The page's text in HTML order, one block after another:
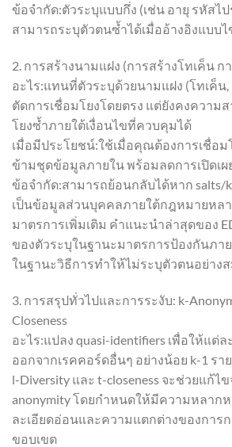
ข้อจำกัด:ตัวระบุแบบกึ่ง (เช่น อายุ รหัสไ
สามารถระบุตัวตนซ้ำได้เมื่ออ้างอิงแบบไ
2. การสร้างนามแฝง (การสร้างโทเค็น ก
อะไร:แทนที่ตัวระบุด้วยนามแฝง (โทเค็น,
ตัดการเชื่อมโยงโดยตรง แต่ยังคงความ
โยงซ้ำภายใต้เงื่อนไขที่ควบคุมได้
เมื่อมีประโยชน์:ใช้เมื่อคุณต้องการเชื่อม
ข้ามชุดข้อมูลภายใน พร้อมลดการเปิดเผ
ข้อจำกัด:สามารถย้อนกลับได้หาก salts/
เป็นข้อมูลส่วนบุคคลภายใต้กฎหมายหล
มาตรการเพิ่มเติม คำแนะนำล่าสุดของ
ของตัวระบุในฐานะมาตรการป้องกันภาย
ในฐานะวิธีการทำให้ไม่ระบุตัวตนอย่าง
3. การสรุปทั่วไปและการระงับ: k-
Closeness
อะไร:แปลง quasi-identifiers เพื่อให้แต่
ออกจากเรคคอร์ดอื่นๆ อย่างน้อย k-1 รา
l-Diversity และ t-closeness จะช่วยแก้ไ
anonymity โดยกำหนดให้มีความหลาก
ละเอียดอ่อนและความแตกต่างของการ
ขอบเขต